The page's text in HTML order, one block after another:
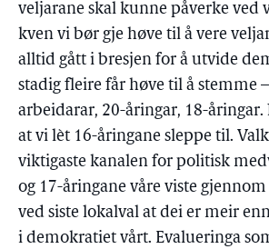
veljarane skal kunne påverke ved
kven vi bør gje høve til å vere
alltid gått i bresjen for å utvide
stadig fleire får høve til å stemme
arbeidarar, 20-åringar, 18-åringar.
at vi lèt 16-åringane sleppe til.
viktigaste kanalen for politisk
og 17-åringane våre viste
ved siste lokalval at dei er meir
i demokratiet vårt. Evalueringa